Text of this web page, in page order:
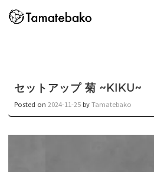
セットアップ 菊 ~KIKU~
Posted on 2024-11-25 byTamatebako